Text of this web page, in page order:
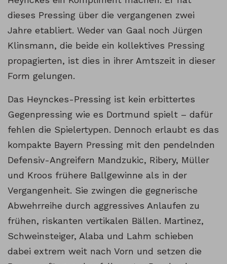
dieses Pressing über die vergangenen zwei
Jahre etabliert. Weder van Gaal noch Jürgen
Klinsmann, die beide ein kollektives Pressing
propagierten, ist dies in ihrer Amtszeit in dieser
Form gelungen.
Das Heynckes-Pressing ist kein erbittertes
Gegenpressing wie es Dortmund spielt – dafür
fehlen die Spielertypen. Dennoch erlaubt es das
kompakte Bayern Pressing mit den pendelnden
Defensiv-Angreifern Mandzukic, Ribery, Müller
und Kroos frühere Ballgewinne als in der
Vergangenheit. Sie zwingen die gegnerische
Abwehrreihe durch aggressives Anlaufen zu
frühen, riskanten vertikalen Bällen. Martinez,
Schweinsteiger, Alaba und Lahm schieben
dabei extrem weit nach Vorn und setzen die